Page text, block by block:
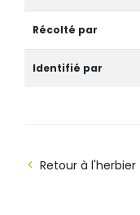
Récolté par
Identifié par
Retour à l'herbier